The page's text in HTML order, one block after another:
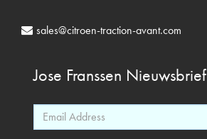
sales@citroen-traction-avant.com
Jose Franssen Nieuwsbrief